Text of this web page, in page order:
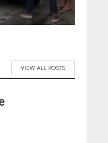
VIEW ALL POSTS